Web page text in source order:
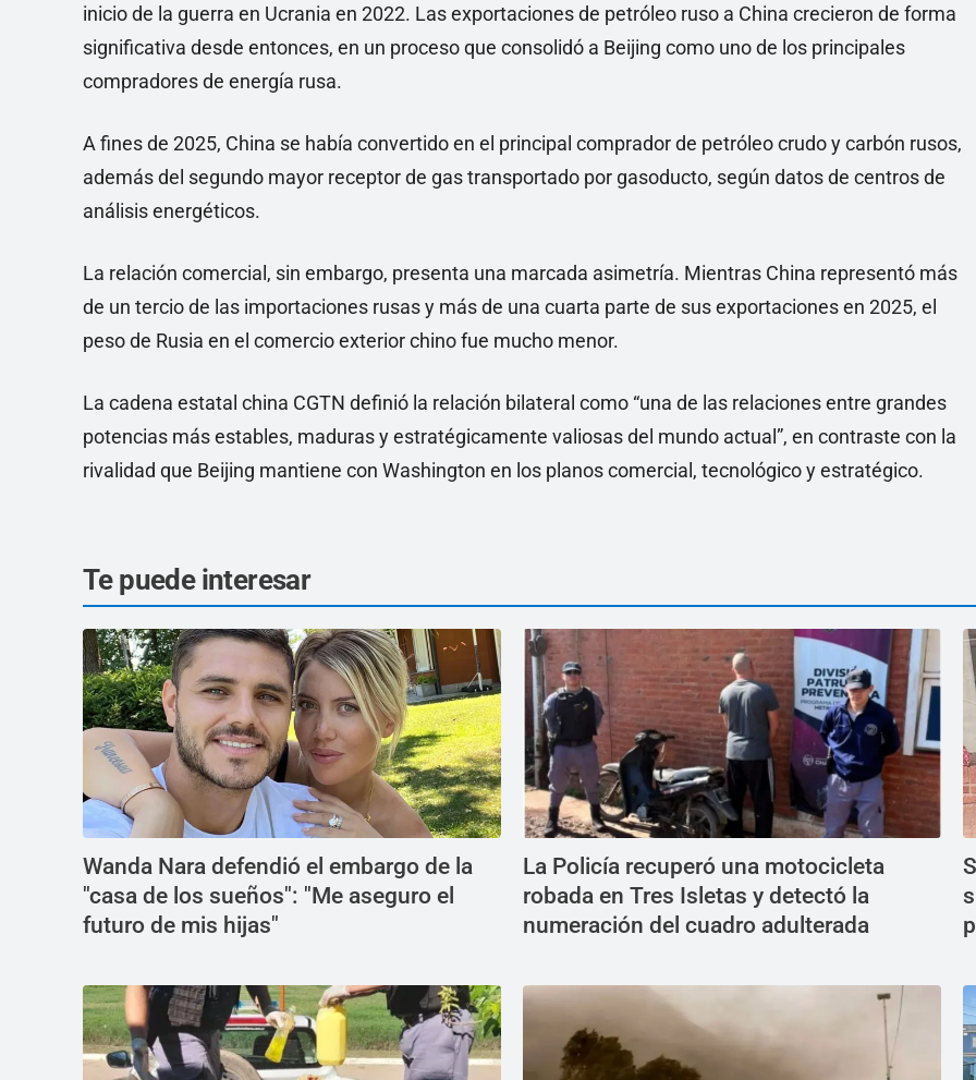
inicio de la guerra en Ucrania en 2022. Las exportaciones de petróleo ruso a China crecieron de forma
significativa desde entonces, en un proceso que consolidó a Beijing como uno de los principales
compradores de energía rusa.
A fines de 2025, China se había convertido en el principal comprador de petróleo crudo y carbón rusos,
además del segundo mayor receptor de gas transportado por gasoducto, según datos de centros de
análisis energéticos.
La relación comercial, sin embargo, presenta una marcada asimetría. Mientras China representó más
de un tercio de las importaciones rusas y más de una cuarta parte de sus exportaciones en 2025, el
peso de Rusia en el comercio exterior chino fue mucho menor.
La cadena estatal china CGTN definió la relación bilateral como “una de las relaciones entre grandes
potencias más estables, maduras y estratégicamente valiosas del mundo actual”, en contraste con la
rivalidad que Beijing mantiene con Washington en los planos comercial, tecnológico y estratégico.
Te puede interesar
Wanda Nara defendió el embargo de la
"casa de los sueños": "Me aseguro el
futuro de mis hijas"
La Policía recuperó una motocicleta
robada en Tres Isletas y detectó la
numeración del cuadro adulterada